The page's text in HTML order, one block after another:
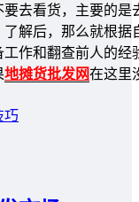
看货，主要的是
解后，那么就根
作和翻查前人的
地摊货批发网在这里
巧